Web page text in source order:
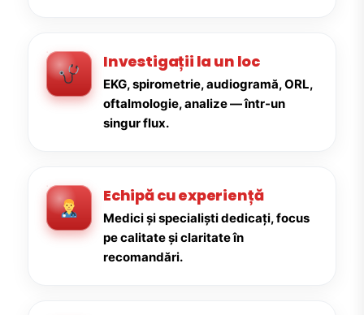
Investigații la un loc
EKG, spirometrie, audiogramă, ORL,
oftalmologie, analize — într-un
singur flux.
Echipă cu experiență
Medici și specialiști dedicați, focus
pe calitate și claritate în
recomandări.